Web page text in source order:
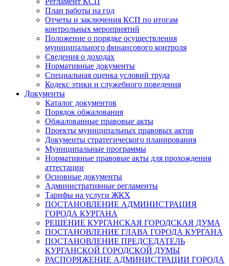
План работы на год
Отчеты и заключения КСП по итогам
контрольных мероприятий
Положение о порядке осуществления
муниципального финансового контроля
Сведения о доходах
Нормативные документы
Специальная оценка условий труда
Кодекс этики и служебного поведения
Документы
Каталог документов
Порядок обжалования
Обжалованные правовые акты
Проекты муниципальных правовых актов
Документы стратегического планирования
Муниципальные программы
Нормативные правовые акты для прохождения
аттестации
Основные документы
Административные регламенты
Тарифы на услуги ЖКХ
ПОСТАНОВЛЕНИЕ АДМИНИСТРАЦИЯ
ГОРОДА КУРГАНА
РЕШЕНИЕ КУРГАНСКАЯ ГОРОДСКАЯ ДУМА
ПОСТАНОВЛЕНИЕ ГЛАВА ГОРОДА КУРГАНА
ПОСТАНОВЛЕНИЕ ПРЕДСЕДАТЕЛЬ
КУРГАНСКОЙ ГОРОДСКОЙ ДУМЫ
РАСПОРЯЖЕНИЕ АДМИНИСТРАЦИИ ГОРОДА